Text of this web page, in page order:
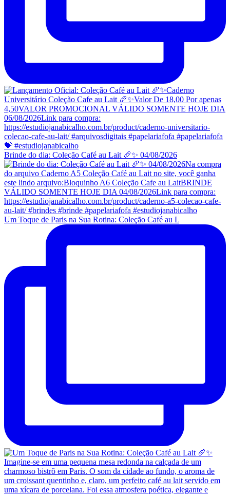
Brinde do dia: Coleção Café au Lait 🥖✨ 04/08/2026
Um Toque de Paris na Sua Rotina: Coleção Café au L